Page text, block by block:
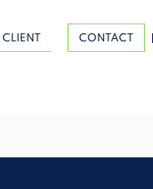
CLIENT CONTACT